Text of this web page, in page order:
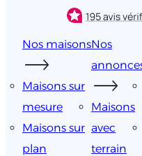
Nos maisons
Maisons sur
mesure
Maisons sur
plan
Nos
Maisons
avec
terrain